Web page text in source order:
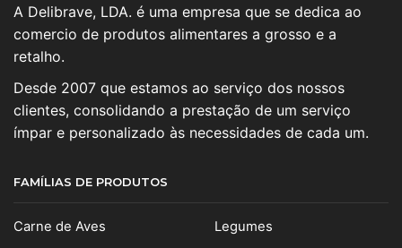
A Delibrave, LDA. é uma empresa que se dedica ao
comercio de produtos alimentares a grosso e a
retalho.
Desde 2007 que estamos ao serviço dos nossos
clientes, consolidando a prestação de um serviço
ímpar e personalizado às necessidades de cada um.
FAMÍLIAS DE PRODUTOS
Carne de Aves
Legumes